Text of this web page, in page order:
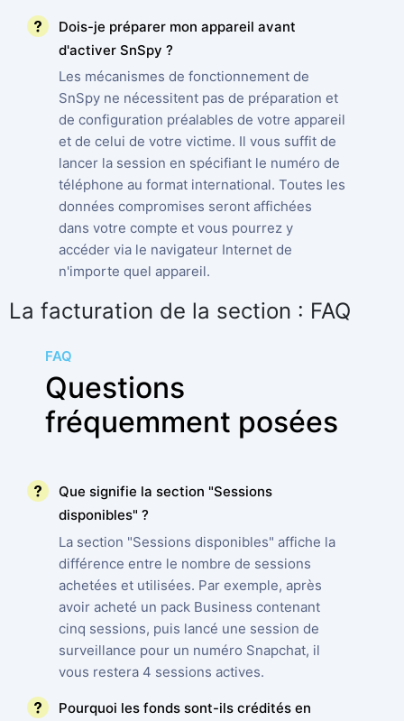
Dois-je préparer mon appareil avant
d'activer SnSpy ?
Les mécanismes de fonctionnement de
SnSpy ne nécessitent pas de préparation et
de configuration préalables de votre appareil
et de celui de votre victime. Il vous suffit de
lancer la session en spécifiant le numéro de
téléphone au format international. Toutes les
données compromises seront affichées
dans votre compte et vous pourrez y
accéder via le navigateur Internet de
n'importe quel appareil.
La facturation de la section : FAQ
FAQ
Questions
fréquemment posées
Que signifie la section "Sessions
disponibles" ?
La section "Sessions disponibles" affiche la
différence entre le nombre de sessions
achetées et utilisées. Par exemple, après
avoir acheté un pack Business contenant
cinq sessions, puis lancé une session de
surveillance pour un numéro Snapchat, il
vous restera 4 sessions actives.
Pourquoi les fonds sont-ils crédités en